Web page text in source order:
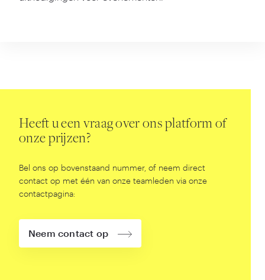
Heeft u een vraag over ons platform of
onze prijzen?
Bel ons op bovenstaand nummer, of neem direct
contact op met één van onze teamleden via onze
contactpagina:
Neem contact op